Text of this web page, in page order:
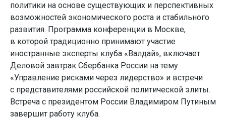
политики на основе существующих и перспективных
возможностей экономического роста и стабильного
развития. Программа конференции в Москве,
в которой традиционно принимают участие
иностранные эксперты клуба «Валдай», включает
Деловой завтрак Сбербанка России на тему
«Управление рисками через лидерство» и встречи
с представителями российской политической элиты.
Встреча с президентом России Владимиром Путиным
завершит работу клуба.